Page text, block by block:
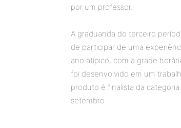
por um professor.
A graduanda do terceiro
de participar de uma
ano atípico, com a grade
foi desenvolvido em um
produto é finalista da categoria
setembro.